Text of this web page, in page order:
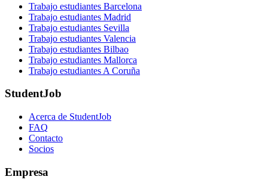
Trabajo estudiantes Barcelona
Trabajo estudiantes Madrid
Trabajo estudiantes Sevilla
Trabajo estudiantes Valencia
Trabajo estudiantes Bilbao
Trabajo estudiantes Mallorca
Trabajo estudiantes A Coruña
StudentJob
Acerca de StudentJob
FAQ
Contacto
Socios
Empresa